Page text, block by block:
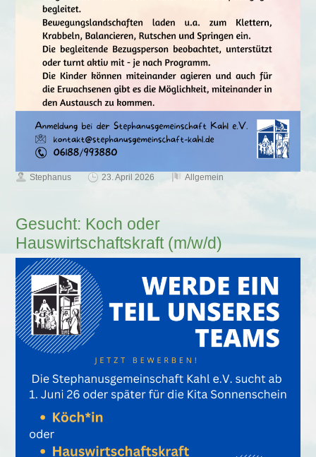
Stephanus 23. April 2026 Allgemein
Gesucht: Koch oder
Hauswirtschaftskraft (m/w/d)